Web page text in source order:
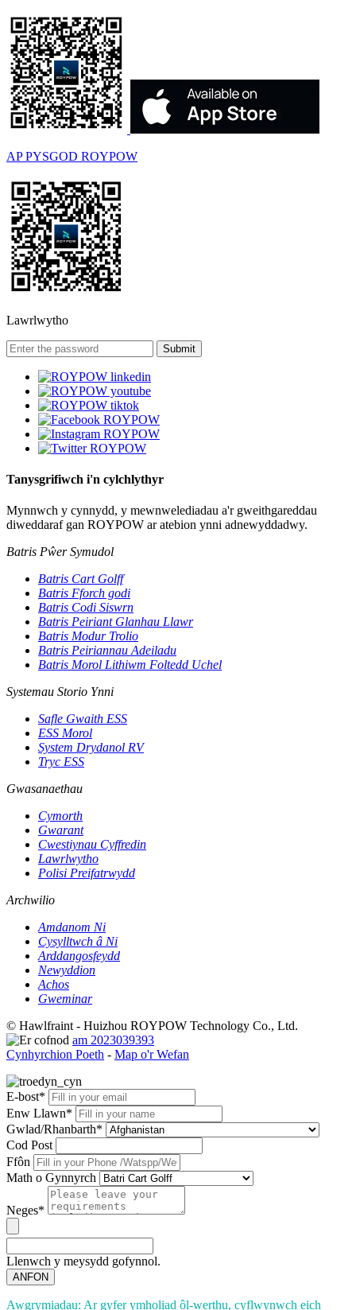
AP PYSGOD ROYPOW
Lawrlwytho
Tanysgrifiwch i'n cylchlythyr
Mynnwch y cynnydd, y mewnwelediadau a'r gweithgareddau
diweddaraf gan ROYPOW ar atebion ynni adnewyddadwy.
Batris Pŵer Symudol
Batris Cart Golff
Batris Fforch godi
Batris Codi Siswrn
Batris Peiriant Glanhau Llawr
Batris Modur Trolio
Batris Peiriannau Adeiladu
Batris Morol Lithiwm Foltedd Uchel
Systemau Storio Ynni
Safle Gwaith ESS
ESS Morol
System Drydanol RV
Tryc ESS
Gwasanaethau
Cymorth
Gwarant
Cwestiynau Cyffredin
Lawrlwytho
Polisi Preifatrwydd
Archwilio
Amdanom Ni
Cysylltwch â Ni
Arddangosfeydd
Newyddion
Achos
Gweminar
© Hawlfraint - Huizhou ROYPOW Technology Co., Ltd.
am 2023039393
Cynhyrchion Poeth - Map o'r Wefan
E-bost*
Enw Llawn*
Gwlad/Rhanbarth*
Cod Post
Ffôn
Math o Gynnyrch
Neges*
Llenwch y meysydd gofynnol.
ANFON
Awgrymiadau: Ar gyfer ymholiad ôl-werthu, cyflwynwch eich